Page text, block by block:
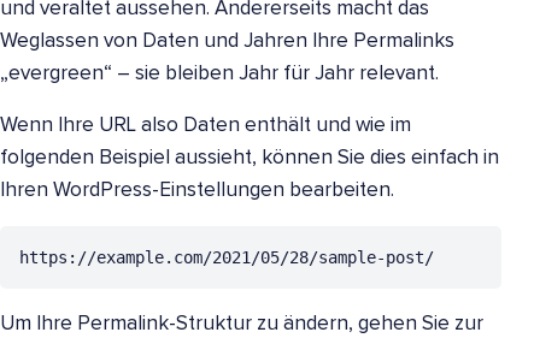
und veraltet aussehen. Andererseits macht das
Weglassen von Daten und Jahren Ihre Permalinks
„evergreen“ – sie bleiben Jahr für Jahr relevant.
Wenn Ihre URL also Daten enthält und wie im
folgenden Beispiel aussieht, können Sie dies einfach in
Ihren WordPress-Einstellungen bearbeiten.
https://example.com/2021/05/28/sample-post/
Um Ihre Permalink-Struktur zu ändern, gehen Sie zur